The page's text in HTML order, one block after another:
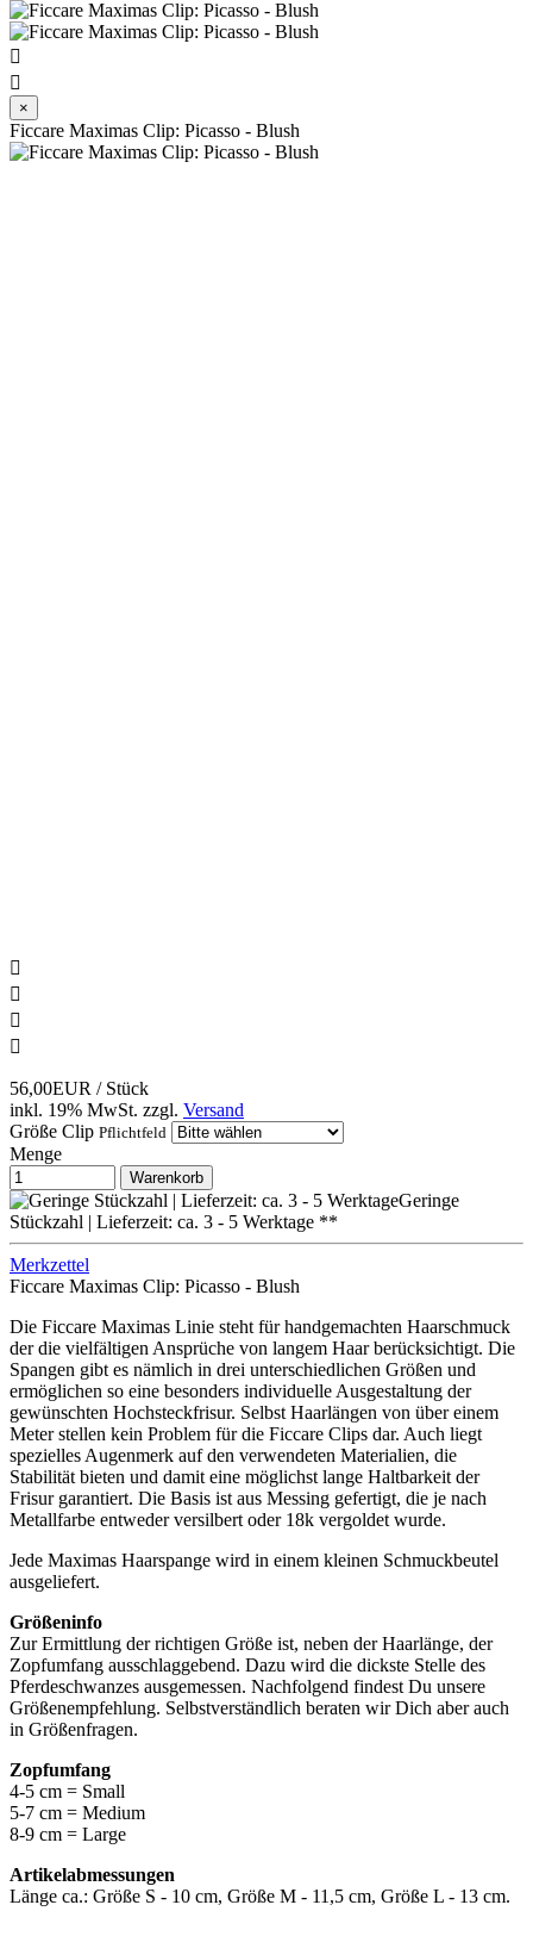


×
Ficcare Maximas Clip: Picasso - Blush




56,00EUR / Stück
inkl. 19% MwSt. zzgl. Versand
Größe Clip Pflichtfeld
Menge
Warenkorb
Geringe
Stückzahl | Lieferzeit: ca. 3 - 5 Werktage **
Merkzettel
Ficcare Maximas Clip: Picasso - Blush
Die Ficcare Maximas Linie steht für handgemachten Haarschmuck
der die vielfältigen Ansprüche von langem Haar berücksichtigt. Die
Spangen gibt es nämlich in drei unterschiedlichen Größen und
ermöglichen so eine besonders individuelle Ausgestaltung der
gewünschten Hochsteckfrisur. Selbst Haarlängen von über einem
Meter stellen kein Problem für die Ficcare Clips dar. Auch liegt
spezielles Augenmerk auf den verwendeten Materialien, die
Stabilität bieten und damit eine möglichst lange Haltbarkeit der
Frisur garantiert. Die Basis ist aus Messing gefertigt, die je nach
Metallfarbe entweder versilbert oder 18k vergoldet wurde.
Jede Maximas Haarspange wird in einem kleinen Schmuckbeutel
ausgeliefert.
Größeninfo
Zur Ermittlung der richtigen Größe ist, neben der Haarlänge, der
Zopfumfang ausschlaggebend. Dazu wird die dickste Stelle des
Pferdeschwanzes ausgemessen. Nachfolgend findest Du unsere
Größenempfehlung. Selbstverständlich beraten wir Dich aber auch
in Größenfragen.
Zopfumfang
4-5 cm = Small
5-7 cm = Medium
8-9 cm = Large
Artikelabmessungen
Länge ca.: Größe S - 10 cm, Größe M - 11,5 cm, Größe L - 13 cm.